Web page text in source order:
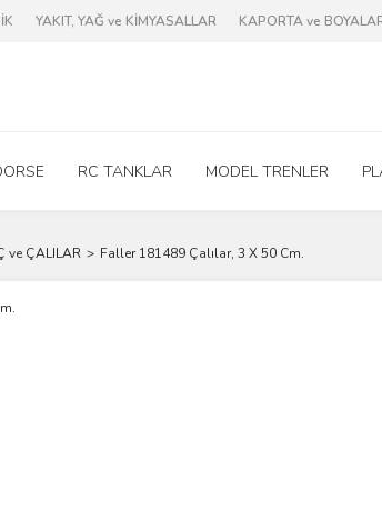
YAKIT, YAĞ ve KİMYASALLAR KAPORTA ve
RC TANKLAR MODEL TRENLER
ve ÇALILAR Faller 181489 Çalılar, 3 X 50 Cm.